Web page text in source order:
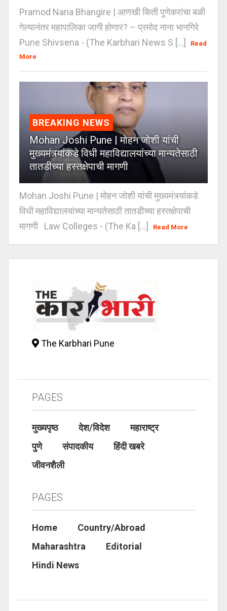
Pramod Nana Bhangire | आणखी किती पुणेकरांचा बळी
गेल्यानंतर महापालिका जागी होणार? – प्रमोद नाना भानगिरे
Pune Shivsena - (The Karbhari News S [...]
Read
More
BREAKING NEWS
Mohan Joshi Pune | मोहन जोशी यांची
मुख्यमंत्र्यांकडे विधी महाविद्यालयांच्या मान्यतेसाठी
तातडीच्या हस्तक्षेपाची मागणी
Mohan Joshi Pune | मोहन जोशी यांची मुख्यमंत्र्यांकडे
विधी महाविद्यालयांच्या मान्यतेसाठी तातडीच्या हस्तक्षेपाची
मागणी Law Colleges - (The Ka [...]
Read More
The Karbhari Pune
PAGES
मुख्यपृष्ठ देश/विदेश
महाराष्ट्र
पुणे
संपादकीय
हिंदी खबरे
जीवनशैली
PAGES
Home
Country/Abroad
Maharashtra
Editorial
Hindi News